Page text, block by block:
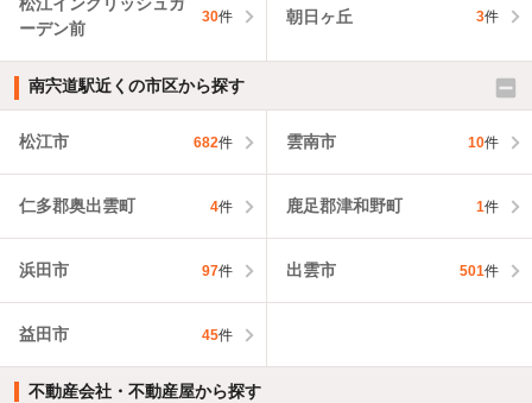
松江イングリッシュガ
ーデン前
30件 朝日ヶ丘 3件
南宍道駅近くの市区から探す
松江市 682件 雲南市 10件
仁多郡奥出雲町 4件 鹿足郡津和野町 1件
浜田市 97件 出雲市 501件
益田市 45件
不動産会社・不動産屋から探す